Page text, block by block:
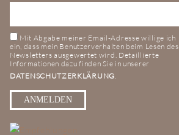
Mit Abgabe meiner Email-Adresse willige ich
ein, dass mein Benutzerverhalten beim Lesen des
Newsletters ausgewertet wird. Detaillierte
Informationen dazu finden Sie in unserer
DATENSCHUTZERKLÄRUNG
ANMELDEN